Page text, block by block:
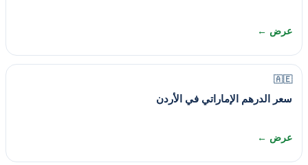
عرض ←
🇦🇪
سعر الدرهم الإماراتي في الأردن
عرض ←